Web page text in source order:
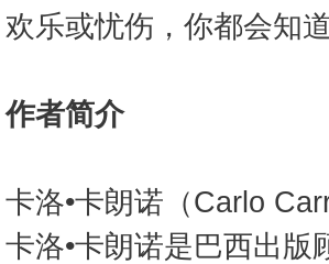
欢乐或忧伤，你都会知
作者简介
卡洛•卡朗诺（Carlo
卡洛•卡朗诺是巴西出